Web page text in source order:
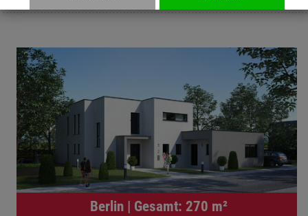
Berlin | Gesamt: 270 m²